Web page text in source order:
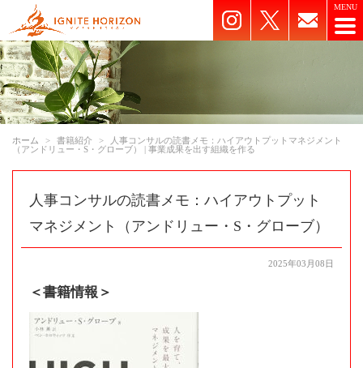
ホーム 書籍紹介
人事コンサルの読書メモ：ハイアウトプットマネジメント
（アンドリュー・S・グローブ） | 事業成果を出す組織を作る
人事コンサルの読書メモ：ハイアウトプット
マネジメント（アンドリュー・S・グローブ）
2025年03月08日
＜書籍情報＞